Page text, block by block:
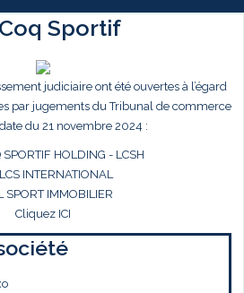
Sportif
judiciaire ont été ouvertes à l’égard
par jugements du Tribunal de commerce
du 21 novembre 2024 :
SPORTIF HOLDING - LCSH
INTERNATIONAL
SPORT IMMOBILIER
Cliquez ICI